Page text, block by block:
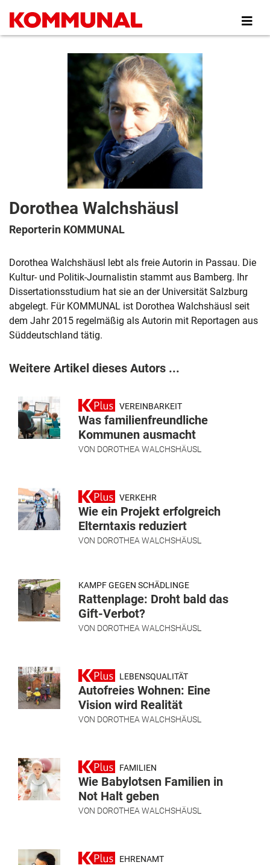
zum
Inhalt
Dorothea Walchshäusl
Reporterin KOMMUNAL
Dorothea Walchshäusl lebt als freie Autorin in Passau. Die
Kultur- und Politik-Journalistin stammt aus Bamberg. Ihr
Dissertationsstudium hat sie an der Universität Salzburg
abgelegt. Für KOMMUNAL ist Dorothea Walchshäusl seit
dem Jahr 2015 regelmäßig als Autorin mit Reportagen aus
Süddeutschland tätig.
Weitere Artikel dieses Autors ...
VEREINBARKEIT
Was familienfreundliche
Kommunen ausmacht
VON DOROTHEA WALCHSHÄUSL
VERKEHR
Wie ein Projekt erfolgreich
Elterntaxis reduziert
VON DOROTHEA WALCHSHÄUSL
KAMPF GEGEN SCHÄDLINGE
Rattenplage: Droht bald das
Gift-Verbot?
VON DOROTHEA WALCHSHÄUSL
LEBENSQUALITÄT
Autofreies Wohnen: Eine
Vision wird Realität
VON DOROTHEA WALCHSHÄUSL
FAMILIEN
Wie Babylotsen Familien in
Not Halt geben
VON DOROTHEA WALCHSHÄUSL
EHRENAMT